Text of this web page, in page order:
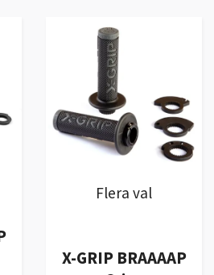
Flera val
X-GRIP BRAAAAP